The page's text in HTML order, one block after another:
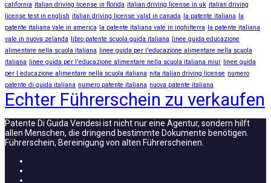
california italian driving license in florida italian driving license in uk italian driving
license test in english italian driving license valid in canada la patente italiana
la
patente italiana vale in america
la patente italiana vale in inghilterra
la patente italiana
vale in nuova zelanda
libro patente scuola guida italiana
linee guida educazione
alimentare nella scuola italiana
linee guida per l'educazione alimentare nella scuola
italiana
linee guida per l'educazione alimentare nella scuola italiana miur linee guida
per l educazione alimentare nella scuola italiana nita italian driving license numero
patente di guida italiana numero patente italiana nuova patente italiana
Echter Führerschein zu verkaufen
Patente Di Guida Vendesi ist nicht nur eine Agentur, sondern hilft
allen Menschen, die dringend bestimmte Dokumente benötigen.
Führerschein, Bereinigung von alten Führerscheinen.